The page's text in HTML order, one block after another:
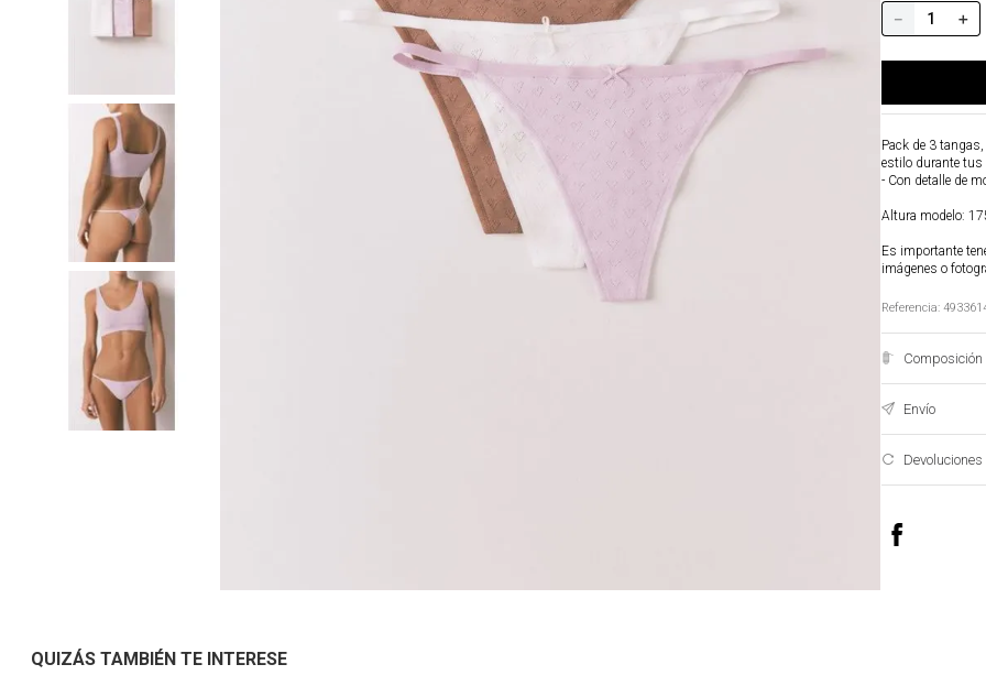
＋
－
Pack de 3
estilo durante
- Con detalle de
Altura modelo:
Es importante
imágenes o
Referencia:
Envío
Devoluciones
QUIZÁS TAMBIÉN TE INTERESE